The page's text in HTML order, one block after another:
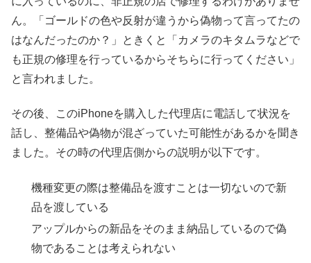
ん。「ゴールドの色や反射が違うから偽物って言ってたの
はなんだったのか？」ときくと「カメラのキタムラなどで
も正規の修理を行っているからそちらに行ってください」
と言われました。
その後、このiPhoneを購入した代理店に電話して状況を
話し、整備品や偽物が混ざっていた可能性があるかを聞き
ました。その時の代理店側からの説明が以下です。
機種変更の際は整備品を渡すことは一切ないので新
品を渡している
アップルからの新品をそのまま納品しているので偽
物であることは考えられない